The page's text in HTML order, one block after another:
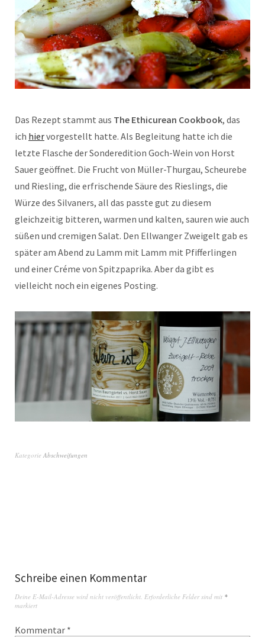
Das Rezept stammt aus The Ethicurean Cookbook, das
ich hiervorgestellt hatte. Als Begleitung hatte ich die
letzte Flasche der Sonderedition Goch-Wein von Horst
Sauer geöffnet. Die Frucht von Müller-Thurgau, Scheurebe
und Riesling, die erfrischende Säure des Rieslings, die
Würze des Silvaners, all das passte gut zu diesem
gleichzeitig bitteren, warmen und kalten, sauren wie auch
süßen und cremigen Salat. Den Ellwanger Zweigelt gab es
später am Abend zu Lamm mit Lamm mit Pfifferlingen
und einer Créme von Spitzpaprika. Aber da gibt es
vielleicht noch ein eigenes Posting.
Kategorie Abschweifungen
Schreibe einen Kommentar
Deine E-Mail-Adresse wird nicht veröffentlicht. Erforderliche Felder sind mit *
markiert
Kommentar *